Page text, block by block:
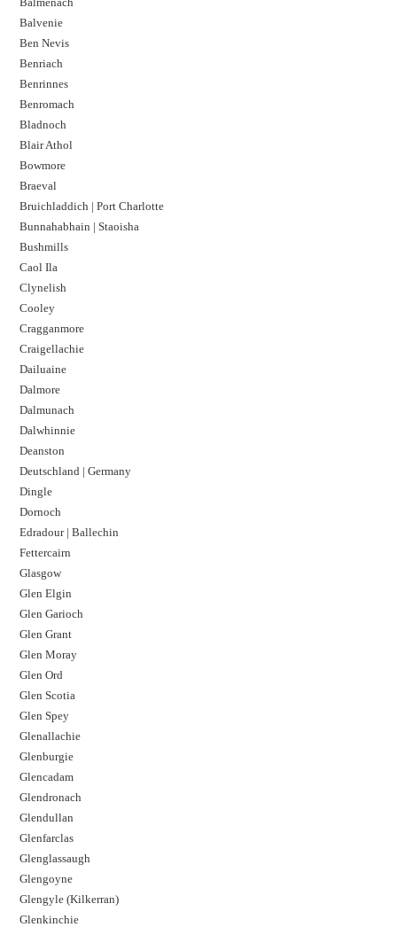
Balvenie
Ben Nevis
Benriach
Benrinnes
Benromach
Bladnoch
Blair Athol
Bowmore
Braeval
Bruichladdich | Port Charlotte
Bunnahabhain | Staoisha
Bushmills
Caol Ila
Clynelish
Cooley
Cragganmore
Craigellachie
Dailuaine
Dalmore​
Dalmunach
Dalwhinnie
Deanston
Deutschland | Germany
Dingle
Dornoch
Edradour | Ballechin
Fettercairn
Glasgow
Glen Elgin
Glen Garioch
Glen Grant
Glen Moray
Glen Ord
Glen Scotia
Glen Spey
Glenallachie
Glenburgie
Glencadam
Glendronach
Glendullan
Glenfarclas
Glenglassaugh
Glengoyne
Glengyle (Kilkerran)
Glenkinchie